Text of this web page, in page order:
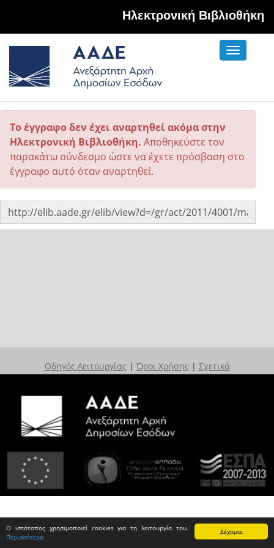
Δέχομαι
Ο ιστότοπος χρησιμοποιεί cookies για τη λειτουργία του.
Περισσότερα
Hλεκτρονική Βιβλιοθήκη
Toggle
Το έγγραφο δεν έχει αναρτηθεί ακόμα στην
Ηλεκτρονική Βιβλιοθήκη. Αποθηκεύστε τον
παρακάτω σύνδεσμο ώστε να έχετε πρόσβαση στο
έγγραφο αυτό όταν αναρτηθεί.
Οδηγός Λειτουργίας | Όροι Χρήσης | Σχετικά